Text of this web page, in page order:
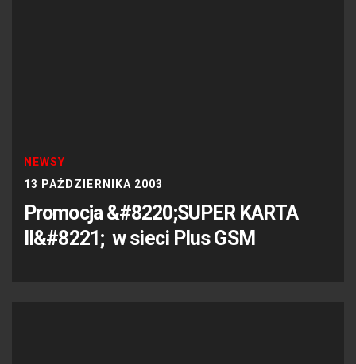
NEWSY
13 PAŹDZIERNIKA 2003
Promocja &#8220;SUPER KARTA
II&#8221; w sieci Plus GSM